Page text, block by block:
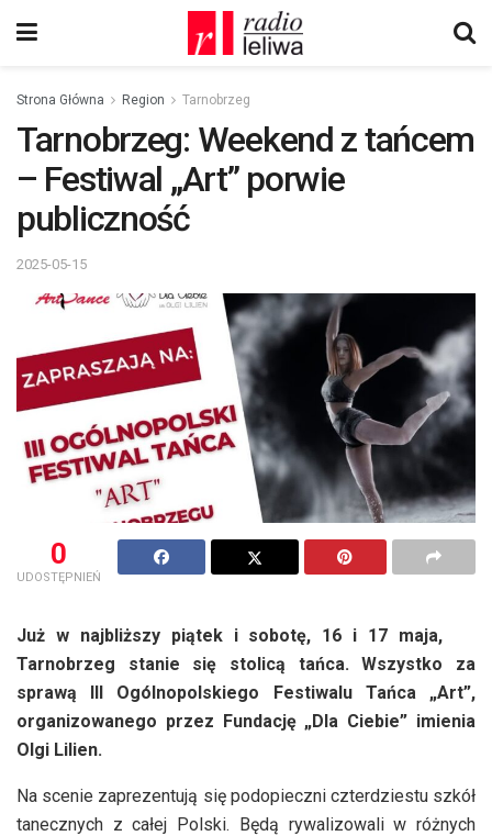
Strona Główna Region Tarnobrzeg
Tarnobrzeg: Weekend z tańcem
– Festiwal „Art” porwie
publiczność
2025-05-15
0
UDOSTĘPNIEŃ
Już w najbliższy piątek i sobotę, 16 i 17 maja,
Tarnobrzeg stanie się stolicą tańca. Wszystko za
sprawą III Ogólnopolskiego Festiwalu Tańca „Art”,
organizowanego przez Fundację „Dla Ciebie” imienia
Olgi Lilien.
Na scenie zaprezentują się podopieczni czterdziestu szkół
tanecznych z całej Polski. Będą rywalizowali w różnych